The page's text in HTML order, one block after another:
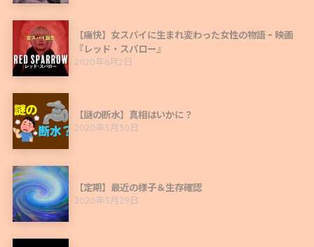
【痛快】女スパイに生まれ変わった女性の物語 ｰ 映画
『レッド・スパロー』
2020年6月2日
【謎の断水】真相はいかに？
2020年5月30日
【定期】最近の様子＆生存確認
2020年5月29日